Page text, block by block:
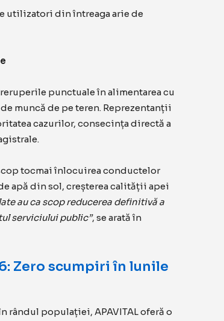
utilizatori din întreaga arie de
punctuale în alimentarea cu
muncă de pe teren. Reprezentanții
cazurilor, consecința directă a
tocmai înlocuirea conductelor
apă din sol, creșterea calității apei
au ca scop reducerea definitivă a
serviciului public”, se arată în
Zero scumpiri în lunile
rândul populației, APAVITAL oferă o